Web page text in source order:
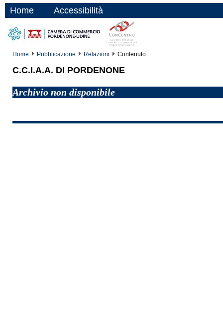
Home Accessibilità
Home Pubblicazione Relazioni Contenuto
C.C.I.A.A. DI PORDENONE
Archivio non disponibile